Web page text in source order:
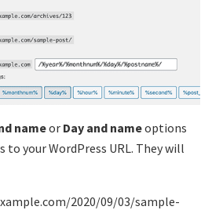
nameor Day and nameoptions
your WordPress URL. They will
2020/09/03/sample-